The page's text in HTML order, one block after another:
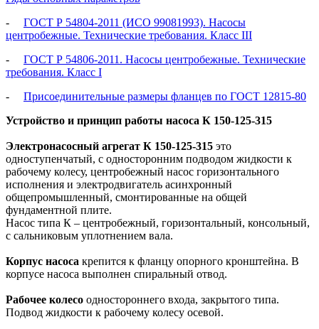
- ГОСТ Р 54804-2011 (ИСО 99081993). Насосы
центробежные. Технические требования. Класс III
- ГОСТ Р 54806-2011. Насосы центробежные. Технические
требования. Класс I
- Присоединительные размеры фланцев по ГОСТ 12815-80
Устройство и принцип работы насоса К 150-125-315
Электронасосный агрегат К 150-125-315 это
одноступенчатый, с односторонним подводом жидкости к
рабочему колесу, центробежный насос горизонтального
исполнения и электродвигатель асинхронный
общепромышленный, смонтированные на общей
фундаментной плите.
Насос типа К – центробежный, горизонтальный, консольный,
с сальниковым уплотнением вала.
Корпус насоса крепится к фланцу опорного кронштейна. В
корпусе насоса выполнен спиральный отвод.
Рабочее колесо одностороннего входа, закрытого типа.
Подвод жидкости к рабочему колесу осевой.